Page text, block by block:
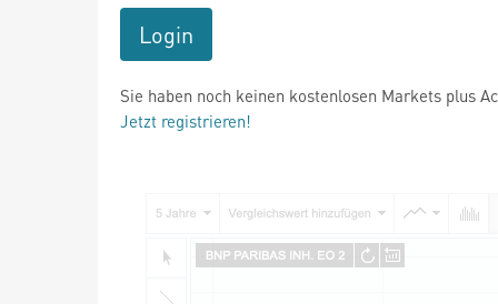
Login
Sie haben noch keinen kostenlosen Markets plus
Jetzt registrieren!